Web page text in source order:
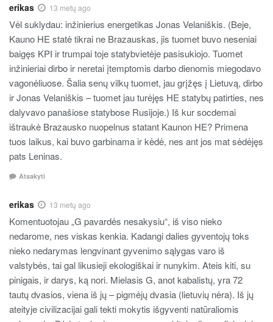
erikas 13 metų ago
Vėl suklydau: inžinierius energetikas Jonas Velaniškis. (Beje,
Kauno HE statė tikrai ne Brazauskas, jis tuomet buvo neseniai
baigęs KPI ir trumpai toje statybvietėje pasisukiojo. Tuomet
inžinieriai dirbo ir neretai įtemptomis darbo dienomis miegodavo
vagonėliuose. Šalia senų vilkų tuomet, jau grįžęs į Lietuvą, dirbo
ir Jonas Velaniškis – tuomet jau turėjęs HE statybų patirties, nes
dalyvavo panašiose statybose Rusijoje.) Iš kur socdemai
ištraukė Brazausko nuopelnus statant Kaunon HE? Primena
tuos laikus, kai buvo garbinama ir kėdė, nes ant jos mat sėdėjęs
pats Leninas.
Atsakyti
erikas 13 metų ago
Komentuotojau „G pavardės nesakysiu“, iš viso nieko
nedarome, nes viskas kenkia. Kadangi dalies gyventojų toks
nieko nedarymas lengvinant gyvenimo sąlygas varo iš
valstybės, tai gal likusieji ekologiškai ir nunykim. Ateis kiti, su
pinigais, ir darys, ką nori. Mielasis G, anot kabalistų, yra 72
tautų dvasios, viena iš jų – pigmėjų dvasia (lietuvių nėra). Iš jų
ateityje civilizacijai gali tekti mokytis išgyventi natūraliomis